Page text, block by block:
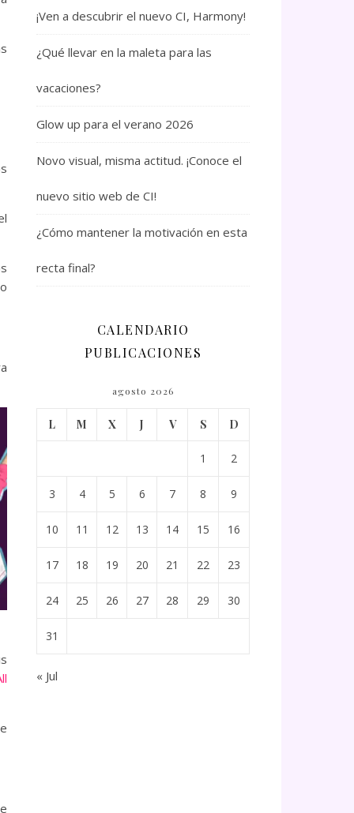
¡Ven a descubrir el nuevo CI, Harmony!
¿Qué llevar en la maleta para las
vacaciones?
Glow up para el verano 2026
Novo visual, misma actitud. ¡Conoce el
nuevo sitio web de CI!
¿Cómo mantener la motivación en esta
recta final?
CALENDARIO
PUBLICACIONES
agosto 2026
L M X J V S D
1 2
3 4 5 6 7 8 9
10 11 12 13 14 15 16
17 18 19 20 21 22 23
24 25 26 27 28 29 30
31
« Jul